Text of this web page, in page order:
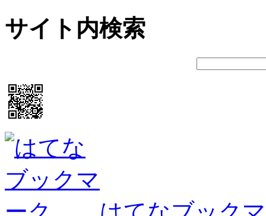
サイト内検索